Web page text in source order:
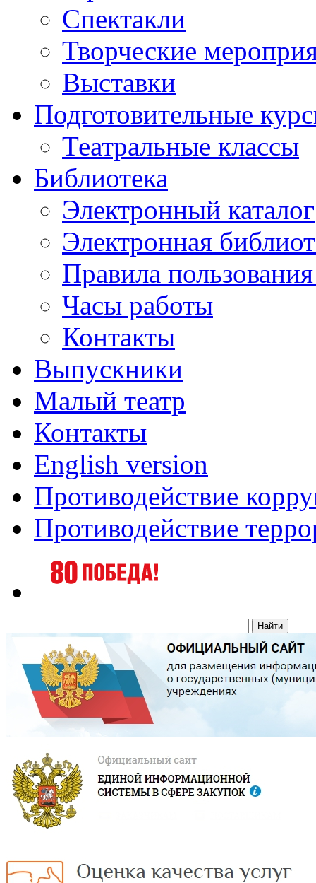
Спектакли
Творческие
Выставки
Подготовительные
Театральные классы
Библиотека
Электронный каталог
Электронная
Правила
Часы работы
Контакты
Выпускники
Малый театр
Контакты
English version
Противодействие
Противодействие